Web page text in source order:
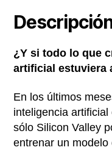
¿Y si todo lo que
artificial estuviera
En los últimos
inteligencia
sólo Silicon Valley
entrenar un